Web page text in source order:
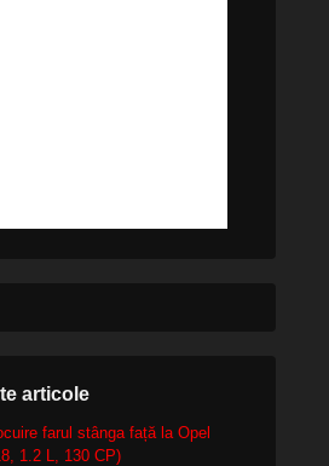
articole
farul stânga față la Opel
1.2 L, 130 CP)